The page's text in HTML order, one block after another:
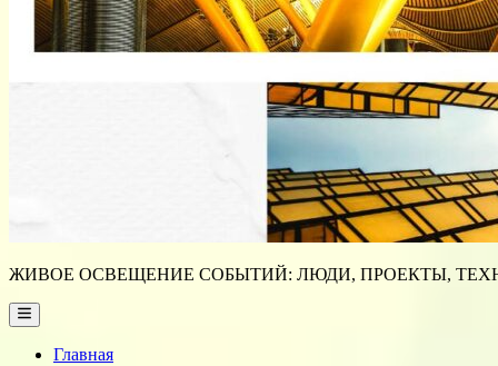
ЖИВОЕ ОСВЕЩЕНИЕ СОБЫТИЙ: ЛЮДИ, ПРОЕКТЫ,
Main
Menu
Главная